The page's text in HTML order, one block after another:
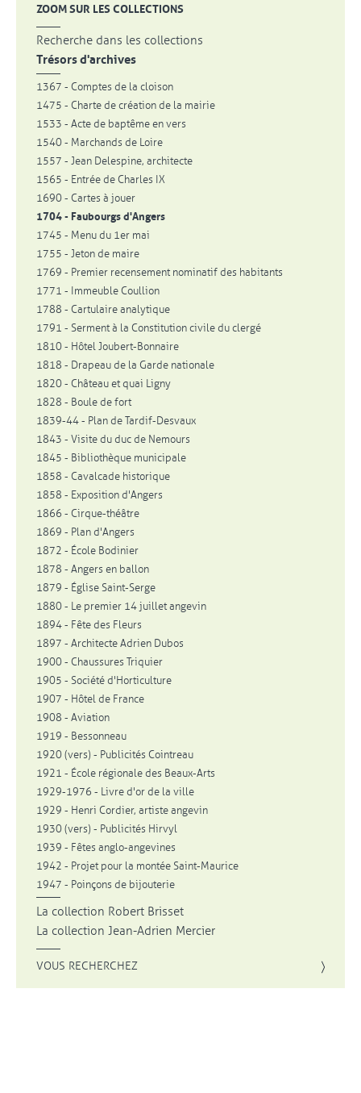
ZOOM SUR LES COLLECTIONS, OUVRE UNE NOUVELLE FENÊTRE
Recherche dans les collections
Trésors d'archives
1367 - Comptes de la cloison
1475 - Charte de création de la mairie
1533 - Acte de baptême en vers
1540 - Marchands de Loire
1557 - Jean Delespine, architecte
1565 - Entrée de Charles IX
1690 - Cartes à jouer
1704 - Faubourgs d'Angers
1745 - Menu du 1er mai
1755 - Jeton de maire
1769 - Premier recensement nominatif des habitants
1771 - Immeuble Coullion
1788 - Cartulaire analytique
1791 - Serment à la Constitution civile du clergé
1810 - Hôtel Joubert-Bonnaire
1818 - Drapeau de la Garde nationale
1820 - Château et quai Ligny
1828 - Boule de fort
1839-44 - Plan de Tardif-Desvaux
1843 - Visite du duc de Nemours
1845 - Bibliothèque municipale
1858 - Cavalcade historique
1858 - Exposition d'Angers
1866 - Cirque-théâtre
1869 - Plan d'Angers
1872 - École Bodinier
1878 - Angers en ballon
1879 - Église Saint-Serge
1880 - Le premier 14 juillet angevin
1894 - Fête des Fleurs
1897 - Architecte Adrien Dubos
1900 - Chaussures Triquier
1905 - Société d'Horticulture
1907 - Hôtel de France
1908 - Aviation
1919 - Bessonneau
1920 (vers) - Publicités Cointreau
1921 - École régionale des Beaux-Arts
1929-1976 - Livre d'or de la ville
1929 - Henri Cordier, artiste angevin
1930 (vers) - Publicités Hirvyl
1939 - Fêtes anglo-angevines
1942 - Projet pour la montée Saint-Maurice
1947 - Poinçons de bijouterie
La collection Robert Brisset
La collection Jean-Adrien Mercier
VOUS RECHERCHEZ